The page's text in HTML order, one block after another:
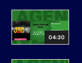
04:30